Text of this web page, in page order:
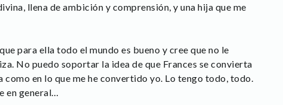
llena de ambición y comprensión, y una hija que me
para ella todo el mundo es bueno y cree que no le
No puedo soportar la idea de que Frances se convierta
en lo que me he convertido yo. Lo tengo todo, todo.
en general…